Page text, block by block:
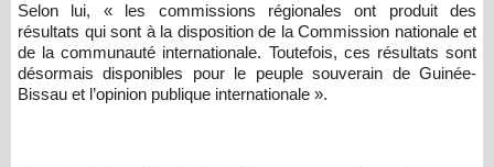
Selon lui, « les commissions régionales ont produit des
résultats qui sont à la disposition de la Commission nationale et
de la communauté internationale. Toutefois, ces résultats sont
désormais disponibles pour le peuple souverain de Guinée-
Bissau et l’opinion publique internationale ».